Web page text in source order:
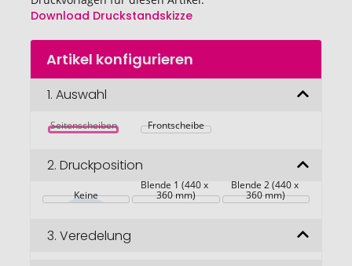
Download Druckstandskizze
Zum
Anfang
Bildgalerie
Artikel konfigurieren
1. Auswahl
Seitenscheiben Frontscheibe
2. Druckposition
Keine
Blende 1 (440 x
360 mm)
Blende 2 (440 x
360 mm)
3. Veredelung